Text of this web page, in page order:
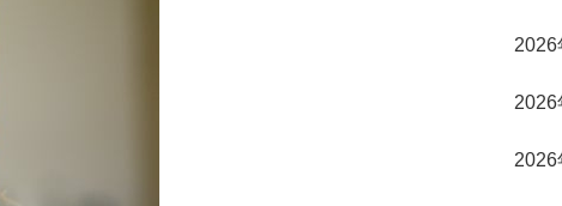
2026
2026
2026